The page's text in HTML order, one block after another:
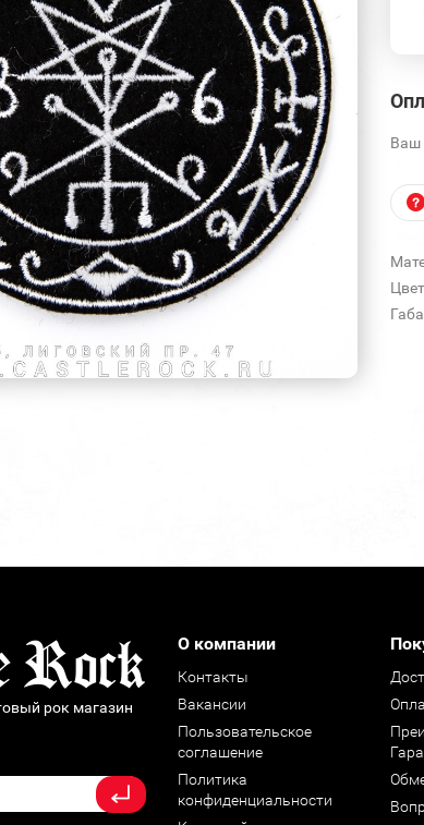
Ваш
рок магазин
О компании
Контакты
Вакансии
Пользовательское
соглашение
Политика
конфиденциальности